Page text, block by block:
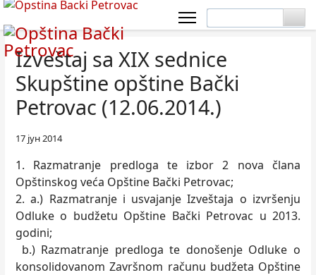
Izveštaj sa XIX sednice
Skupštine opštine Bački
Petrovac (12.06.2014.)
17 јун 2014
1. Razmatranje predloga te izbor 2 nova člana
Opštinskog veća Opštine Bački Petrovac;
2. a.) Razmatranje i usvajanje Izveštaja o izvršenju
Odluke o budžetu Opštine Bački Petrovac u 2013.
godini;
b.) Razmatranje predloga te donošenje Odluke o
konsolidovanom Završnom računu budžeta Opštine